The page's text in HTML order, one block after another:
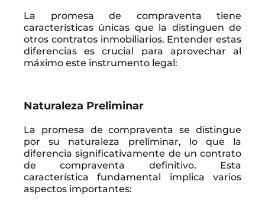
La promesa de compraventa tiene
características únicas que la distinguen de
otros contratos inmobiliarios. Entender estas
diferencias es crucial para aprovechar al
máximo este instrumento legal:
Naturaleza Preliminar
La promesa de compraventa se distingue
por su naturaleza preliminar, lo que la
diferencia significativamente de un contrato
de compraventa definitivo. Esta
característica fundamental implica varios
aspectos importantes: